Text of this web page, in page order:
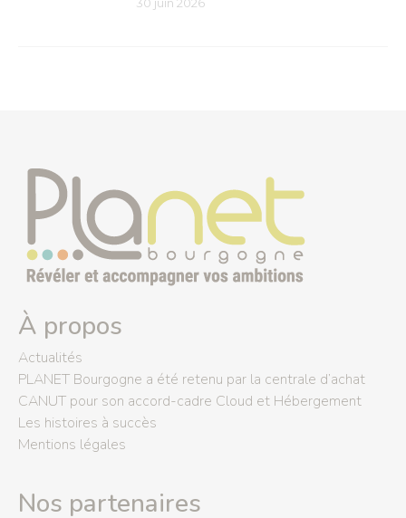
À propos
Actualités
PLANET Bourgogne a été retenu par la centrale d’achat
CANUT pour son accord-cadre Cloud et Hébergement
Les histoires à succès
Mentions légales
Nos partenaires